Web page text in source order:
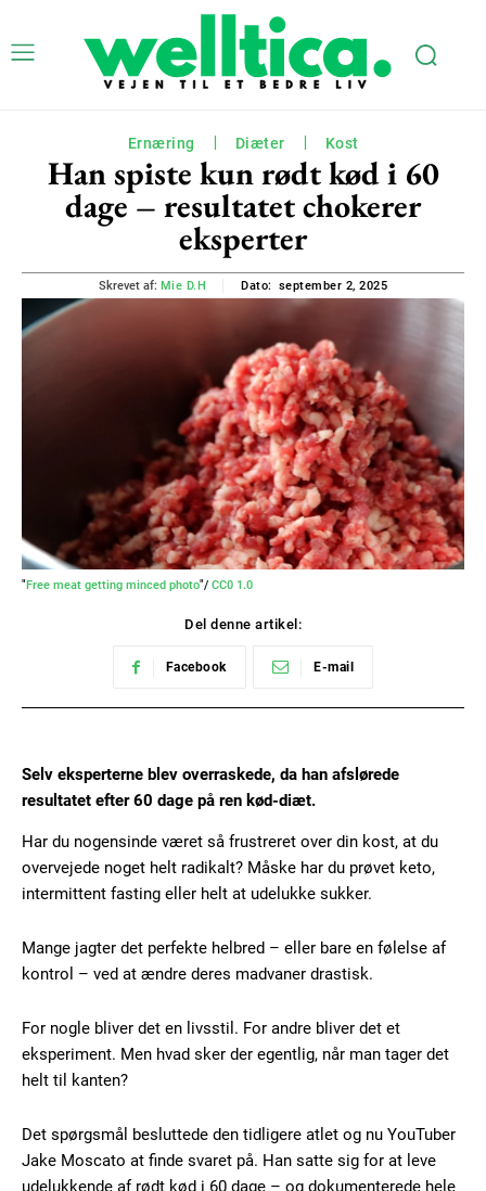
Ernæring Diæter Kost
Han spiste kun rødt kød i 60
dage – resultatet chokerer
eksperter
Skrevet af: Mie D.H Dato: september 2, 2025
" Free meat getting minced photo"/ CC0 1.0
Del denne artikel:
Facebook E-mail
Selv eksperterne blev overraskede, da han afslørede
resultatet efter 60 dage på ren kød-diæt.
Har du nogensinde været så frustreret over din kost, at du
overvejede noget helt radikalt? Måske har du prøvet keto,
intermittent fasting eller helt at udelukke sukker.
Mange jagter det perfekte helbred – eller bare en følelse af
kontrol – ved at ændre deres madvaner drastisk.
For nogle bliver det en livsstil. For andre bliver det et
eksperiment. Men hvad sker der egentlig, når man tager det
helt til kanten?
Det spørgsmål besluttede den tidligere atlet og nu YouTuber
Jake Moscato at finde svaret på. Han satte sig for at leve